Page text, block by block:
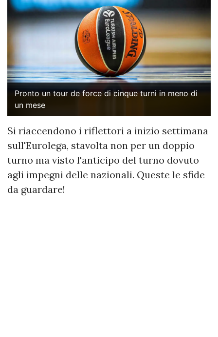
Pronto un tour de force di cinque turni in meno di
un mese
Si riaccendono i riflettori a inizio settimana
sull'Eurolega, stavolta non per un doppio
turno ma visto l'anticipo del turno dovuto
agli impegni delle nazionali. Queste le sfide
da guardare!